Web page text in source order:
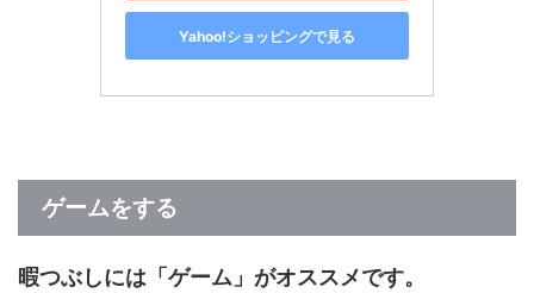
Yahoo!ショッピングで見る
ゲームをする
暇つぶしには「ゲーム」がオススメです。